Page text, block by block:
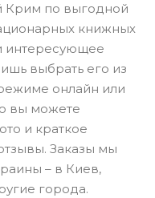
Крим по выгодной
книжных
интересующее
выбрать его из
онлайн или
вы можете
и краткое
Заказы мы
– в Киев,
города.